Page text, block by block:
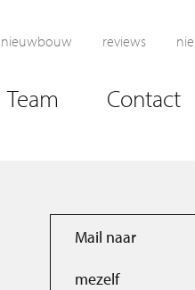
nieuwbouw reviews
Team Contact
Mail naar
mezelf